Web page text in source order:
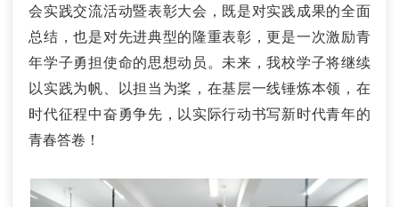
会实践交流活动暨表彰大会，既是对实践成果的全面
总结，也是对先进典型的隆重表彰，更是一次激励青
年学子勇担使命的思想动员。未来，我校学子将继续
以实践为帆、以担当为桨，在基层一线锤炼本领，在
时代征程中奋勇争先，以实际行动书写新时代青年的
青春答卷！